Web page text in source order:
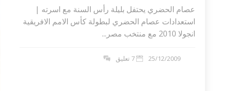
عصام الحضري يحتفل بليلة رأس السنة مع اسرته |
استعدادات عصام الحضري لبطولة كأس الامم الافريقية
انجولا 2010 مع منتخب مصر...
25/12/2009 7 تعليق